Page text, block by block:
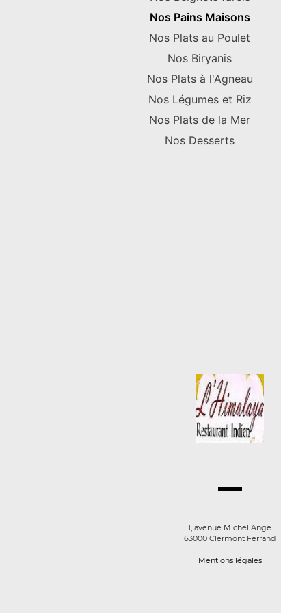
Nos Pains Maisons
Nos Plats au Poulet
Nos Biryanis
Nos Plats à l'Agneau
Nos Légumes et Riz
Nos Plats de la Mer
Nos Desserts
1, avenue Michel Ange
63000 Clermont Ferrand
Mentions légales